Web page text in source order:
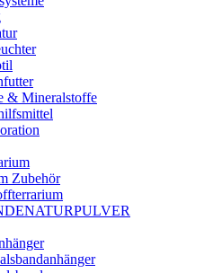
& Mineralstoffe
Zubehör